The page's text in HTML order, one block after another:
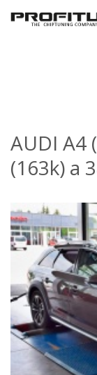
AUDI A4
(163k) a